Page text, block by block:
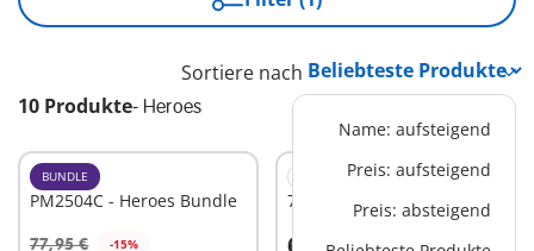
10 Produkte- Heroes
Sortiere nach
Name: aufsteigend
Preis: aufsteigend
Preis: absteigend
BUNDLE
PM2504C - Heroes Bundle
77,95 € -15%
71835 - Schatten-Held